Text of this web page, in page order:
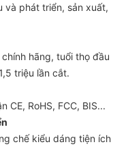
và phát triển, sản xuất,
hãng, tuổi thọ đầu
triệu lần cắt.
CE, RoHS, FCC, BIS...
chế kiểu dáng tiện ích